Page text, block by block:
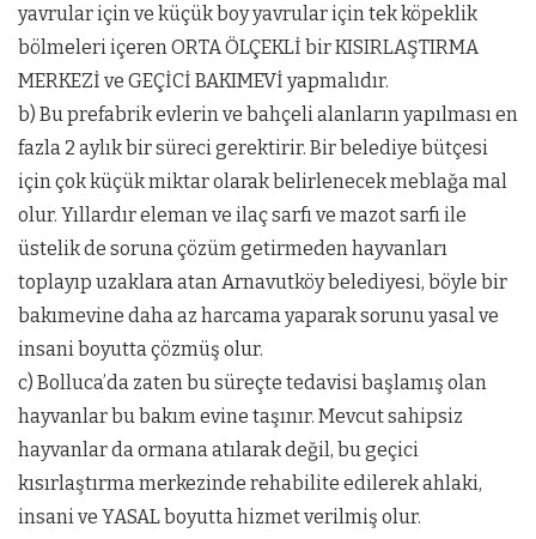
yavrular için ve küçük boy yavrular için tek köpeklik
bölmeleri içeren ORTA ÖLÇEKLİ bir KISIRLAŞTIRMA
MERKEZİ ve GEÇİCİ BAKIMEVİ yapmalıdır.
b) Bu prefabrik evlerin ve bahçeli alanların yapılması en
fazla 2 aylık bir süreci gerektirir. Bir belediye bütçesi
için çok küçük miktar olarak belirlenecek meblağa mal
olur. Yıllardır eleman ve ilaç sarfı ve mazot sarfı ile
üstelik de soruna çözüm getirmeden hayvanları
toplayıp uzaklara atan Arnavutköy belediyesi, böyle bir
bakımevine daha az harcama yaparak sorunu yasal ve
insani boyutta çözmüş olur.
c) Bolluca’da zaten bu süreçte tedavisi başlamış olan
hayvanlar bu bakım evine taşınır. Mevcut sahipsiz
hayvanlar da ormana atılarak değil, bu geçici
kısırlaştırma merkezinde rehabilite edilerek ahlaki,
insani ve YASAL boyutta hizmet verilmiş olur.